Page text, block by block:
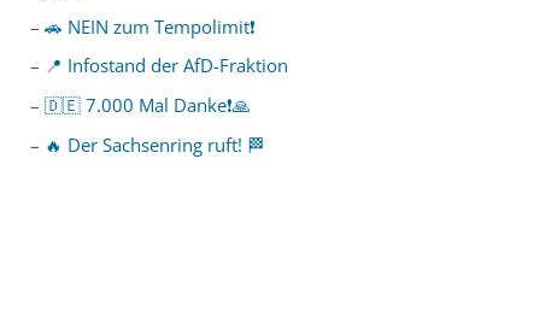
🚗 NEIN zum Tempolimit❗️
📍 Infostand der AfD-Fraktion
🇩🇪 7.000 Mal Danke❗️🙏
🔥 Der Sachsenring ruft! 🏁